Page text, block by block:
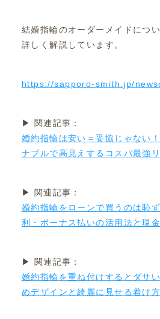
結婚指輪のオーダーメイドにつ
詳しく解説しています。
https://sapporo-smith.jp/
▶ 関連記事：
婚約指輪は安い＝妥協じゃない
ナブルで高見えするコスパ最強
▶ 関連記事：
婚約指輪をローンで買うのは恥
利・ボーナス払いの活用法と現
▶ 関連記事：
婚約指輪を重ね付けするとダサ
めデザインと綺麗に見せる着け方